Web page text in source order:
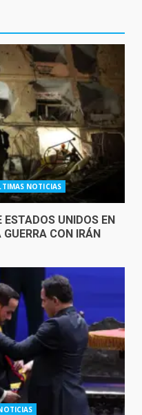
NOTICIAS
ESTADOS UNIDOS EN
CON IRÁN